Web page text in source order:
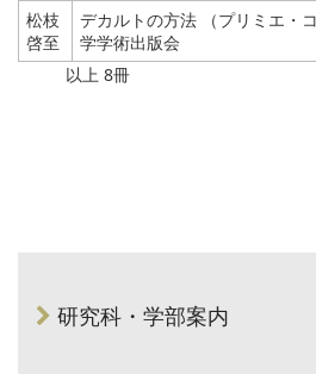
松枝
啓至
デカルトの方法 （プリミエ・
学学術出版会
以上 8冊
研究科・学部案内